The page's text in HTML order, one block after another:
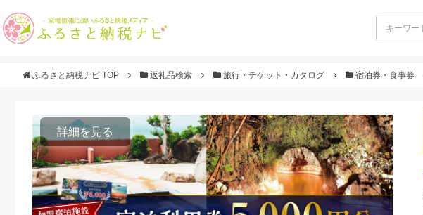
ふるさと納税ナビ TOP 返礼品検索 旅行・チケット・カタログ 宿泊券・食事券
詳細を見る